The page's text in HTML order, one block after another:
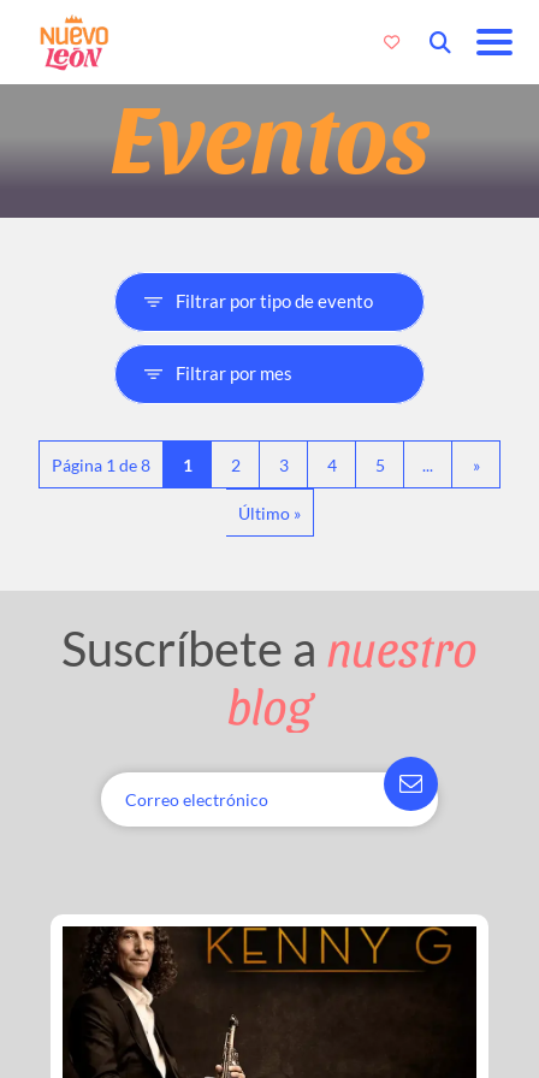
Eventos
Página 1 de 8 1 2 3 4 5 ... »
Último »
Suscríbete a nuestro
blog